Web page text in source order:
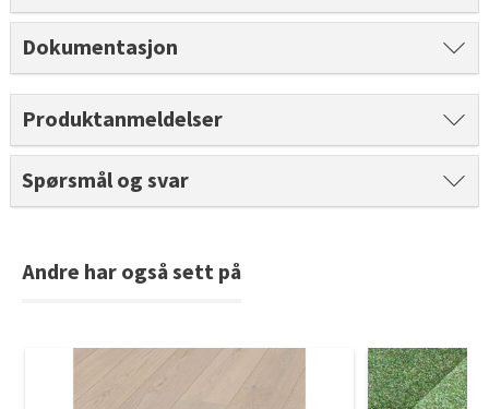
Bli inspirert av nye fargepaletter fra Årets Farge 2026!
Tarkett Shade Eik Soft Beige Parkett
Dokumentasjon
Produktanmeldelser
Spørsmål og svar
Andre har også sett på